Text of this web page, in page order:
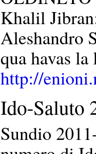
Khalil
Aleshandro
qua havas
http://
Ido-Saluto
Sundio